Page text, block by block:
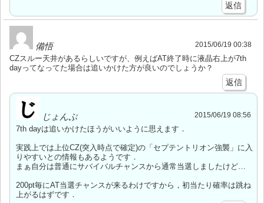
返信
備悟 2015/06/19 00:38
CZスルー天井があるらしいですが、例えばAT終了時に液晶右上が7th
dayってなってた場合は追いかけた方が良いのでしょうか？
返信
じょんぷ 2015/06/19 08:56
7th dayは追いかけたほうがいいように思えます．
実践上では上位CZ(突入時点で確定)の「セプテントリオン強襲」に入
りやすいとの情報もあるようです．
まぁ自分は普通にサバイバルチャンスから通常当選しましたけど…
200pt毎にAT当選チャンスが来るわけですから，初当たり確率は跳ね
上がるはずです．